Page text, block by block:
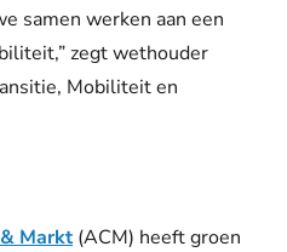
samen werken aan een
zegt wethouder
Mobiliteit en
Markt(ACM) heeft groen